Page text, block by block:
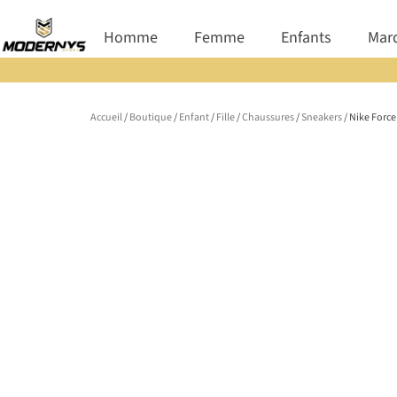
au
contenu
Homme Ouvrir Homme
Femme Ouvrir Femme
Enfants Ouvrir
Accueil/Boutique/Enfant/Fille/Chaussures/Sneakers/ Nike